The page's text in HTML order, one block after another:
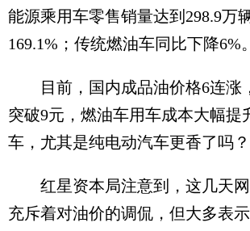
能源乘用车零售销量达到298.9万
169.1%；传统燃油车同比下降6%。
目前，国内成品油价格6连涨
突破9元，燃油车用车成本大幅提
车，尤其是纯电动汽车更香了吗？
红星资本局注意到，这几天网
充斥着对油价的调侃，但大多表